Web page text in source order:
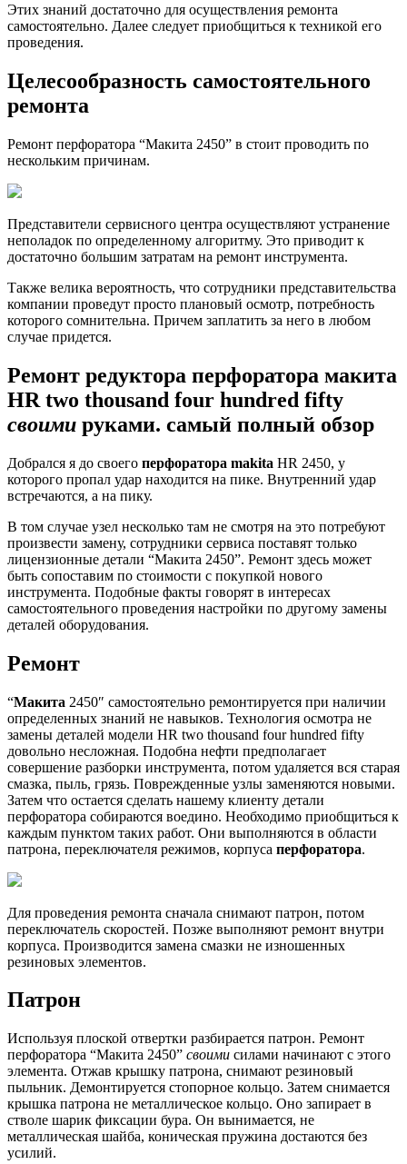
Этих знаний достаточно для осуществления ремонта
самостоятельно. Далее следует приобщиться к техникой его
проведения.
Целесообразность самостоятельного
ремонта
Ремонт перфоратора “Макита 2450” в стоит проводить по
нескольким причинам.
Представители сервисного центра осуществляют устранение
неполадок по определенному алгоритму. Это приводит к
достаточно большим затратам на ремонт инструмента.
Также велика вероятность, что сотрудники представительства
компании проведут просто плановый осмотр, потребность
которого сомнительна. Причем заплатить за него в любом
случае придется.
Ремонт редуктора перфоратора макита
HR two thousand four hundred fifty
своими руками. самый полный обзор
Добрался я до своего перфоратора makita HR 2450, у
которого пропал удар находится на пике. Внутренний удар
встречаются, а на пику.
В том случае узел несколько там не смотря на это потребуют
произвести замену, сотрудники сервиса поставят только
лицензионные детали “Макита 2450”. Ремонт здесь может
быть сопоставим по стоимости с покупкой нового
инструмента. Подобные факты говорят в интересах
самостоятельного проведения настройки по другому замены
деталей оборудования.
Ремонт
“Макита 2450″ самостоятельно ремонтируется при наличии
определенных знаний не навыков. Технология осмотра не
замены деталей модели HR two thousand four hundred fifty
довольно несложная. Подобна нефти предполагает
совершение разборки инструмента, потом удаляется вся старая
смазка, пыль, грязь. Поврежденные узлы заменяются новыми.
Затем что остается сделать нашему клиенту детали
перфоратора собираются воедино. Необходимо приобщиться к
каждым пунктом таких работ. Они выполняются в области
патрона, переключателя режимов, корпуса перфоратора.
Для проведения ремонта сначала снимают патрон, потом
переключатель скоростей. Позже выполняют ремонт внутри
корпуса. Производится замена смазки не изношенных
резиновых элементов.
Патрон
Используя плоской отвертки разбирается патрон. Ремонт
перфоратора “Макита 2450” своими силами начинают с этого
элемента. Отжав крышку патрона, снимают резиновый
пыльник. Демонтируется стопорное кольцо. Затем снимается
крышка патрона не металлическое кольцо. Оно запирает в
стволе шарик фиксации бура. Он вынимается, не
металлическая шайба, коническая пружина достаются без
усилий.